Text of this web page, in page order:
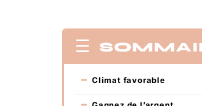
Climat favorable